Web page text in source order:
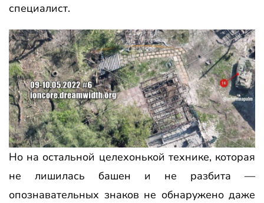
специалист.
Но на остальной целехонькой технике, которая
не лишилась башен и не разбита —
опознавательных знаков не обнаружено даже